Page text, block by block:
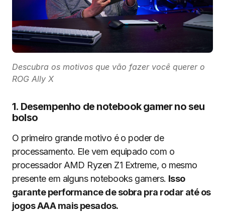
Descubra os motivos que vão fazer você querer o
ROG Ally X
1. Desempenho de notebook gamer no seu
bolso
O primeiro grande motivo é o poder de
processamento. Ele vem equipado com o
processador AMD Ryzen Z1 Extreme, o mesmo
presente em alguns notebooks gamers. Isso
garante performance de sobra pra rodar até os
jogos AAA mais pesados.